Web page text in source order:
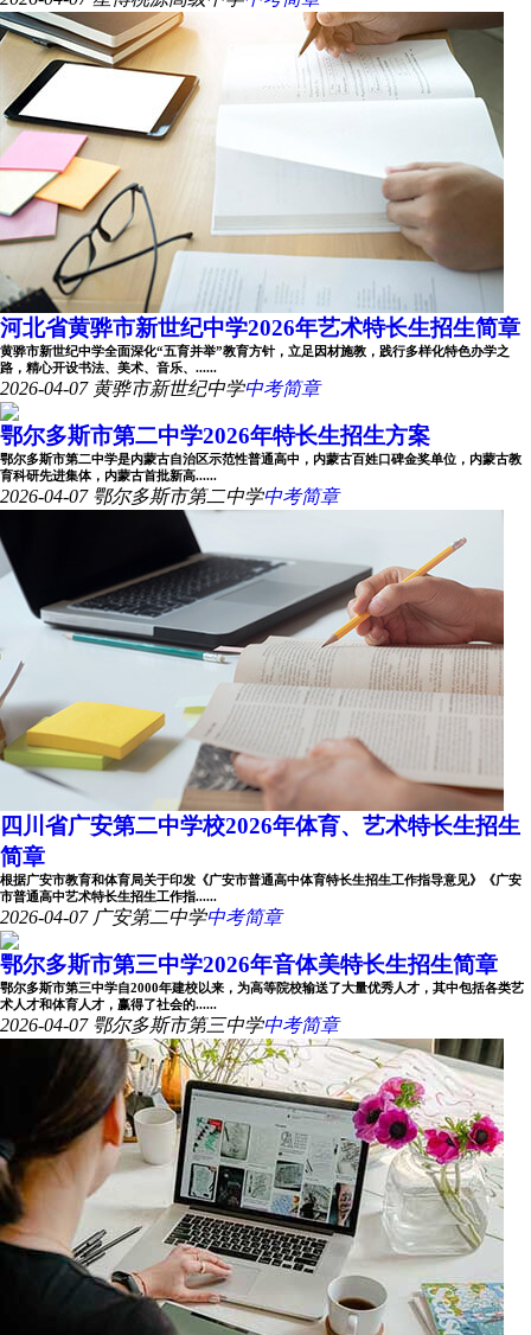
河北省黄骅市新世纪中学2026年艺术特长生招生简章
黄骅市新世纪中学全面深化“五育并举”教育方针，立足因材施教，践行多样化特色办学之
路，精心开设书法、美术、音乐、......
2026-04-07 黄骅市新世纪中学中考简章
鄂尔多斯市第二中学2026年特长生招生方案
鄂尔多斯市第二中学是内蒙古自治区示范性普通高中，内蒙古百姓口碑金奖单位，内蒙古教
育科研先进集体，内蒙古首批新高......
2026-04-07 鄂尔多斯市第二中学中考简章
四川省广安第二中学校2026年体育、艺术特长生招生
简章
根据广安市教育和体育局关于印发《广安市普通高中体育特长生招生工作指导意见》《广安
市普通高中艺术特长生招生工作指......
2026-04-07 广安第二中学中考简章
鄂尔多斯市第三中学2026年音体美特长生招生简章
鄂尔多斯市第三中学自2000年建校以来，为高等院校输送了大量优秀人才，其中包括各类艺
术人才和体育人才，赢得了社会的......
2026-04-07 鄂尔多斯市第三中学中考简章